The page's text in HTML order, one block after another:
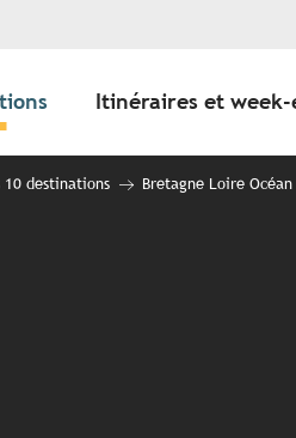
Itinéraires et week-
destinations Bretagne Loire Océan